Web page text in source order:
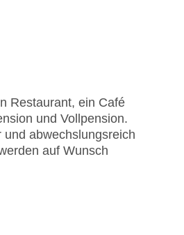
Restaurant, ein Café
und Vollpension.
abwechslungsreich
auf Wunsch